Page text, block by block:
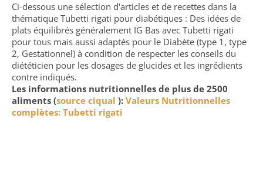
Ci-dessous une sélection d'articles et de recettes dans la
thématique Tubetti rigati pour diabétiques : Des idées de
plats équilibrés généralement IG Bas avec Tubetti rigati
pour tous mais aussi adaptés pour le Diabète (type 1, type
2, Gestationnel) à condition de respecter les conseils du
diététicien pour les dosages de glucides et les ingrédients
contre indiqués.
Les informations nutritionnelles de plus de 2500
aliments (source ciqual ): Valeurs Nutritionnelles
complètes: Tubetti rigati